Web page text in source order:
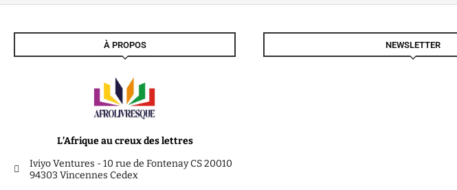
À PROPOS
L’Afrique au creux des lettres
Iviyo Ventures - 10 rue de Fontenay CS 20010
94303 Vincennes Cedex
NEWSLETTER